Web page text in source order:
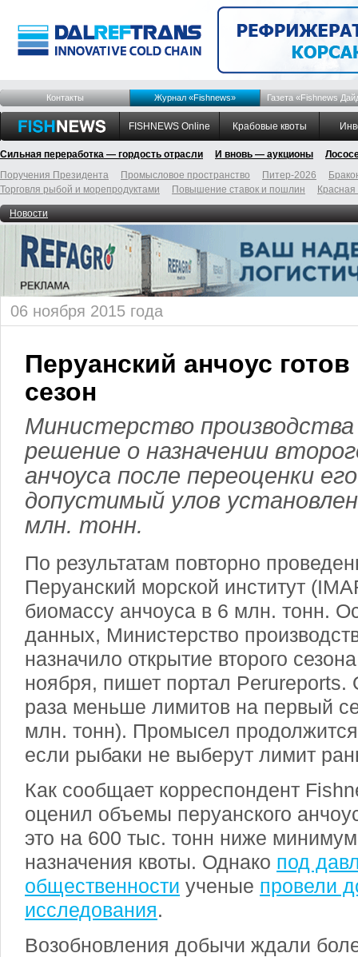
Контакты Журнал «Fishnews» Газета «Fishnews
FISHNEWS Online Крабовые квоты
Сильная переработка — гордость отрасли И вновь — аукционы
Поручения Президента
Промысловое пространство Питер-2026
Торговля рыбой и морепродуктами
Повышение ставок и пошлин
Новости
06 ноября 2015 года
Перуанский анчоус
сезон
Министерство
решение о назначении
анчоуса после переоценки
допустимый улов
млн. тонн.
По результатам повторно
Перуанский морской институт
биомассу анчоуса в 6 млн. тонн.
данных, Министерство
назначило открытие второго
ноября, пишет портал
раза меньше лимитов на первый
млн. тонн). Промысел
если рыбаки не выберут лимит
Как сообщает корреспондент
оценил объемы перуанского
это на 600 тыс. тонн ниже
назначения квоты. Однако под
общественности ученые провели
исследования.
Возобновления добычи ждали